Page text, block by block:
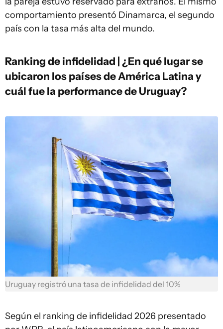
comportamiento presentó Dinamarca, el segundo
país con la tasa más alta del mundo.
Ranking de infidelidad | ¿En qué lugar se
ubicaron los países de América Latina y
cuál fue la performance de Uruguay?
Uruguay registró una tasa de infidelidad del 10%
Según el ranking de infidelidad 2026 presentado